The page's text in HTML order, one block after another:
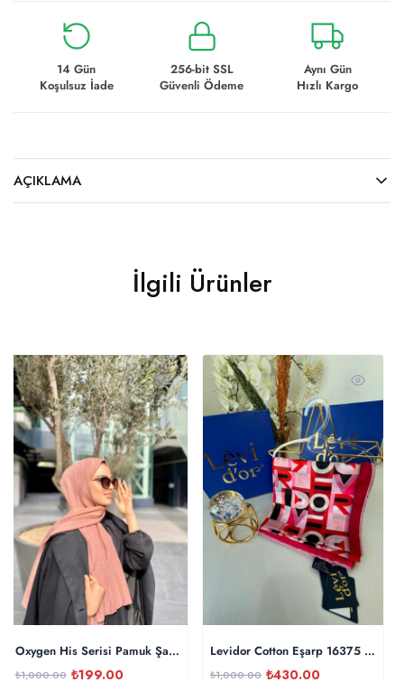
14 Gün
Koşulsuz İade
256-bit SSL
Güvenli Ödeme
Aynı Gün
Hızlı Kargo
AÇIKLAMA
İlgili Ürünler
Oxygen His Serisi Pamuk Şal – İncir
₺1,000.00 ₺199.00
Levidor Cotton Eşarp 16375 –
₺1,000.00 ₺430.00